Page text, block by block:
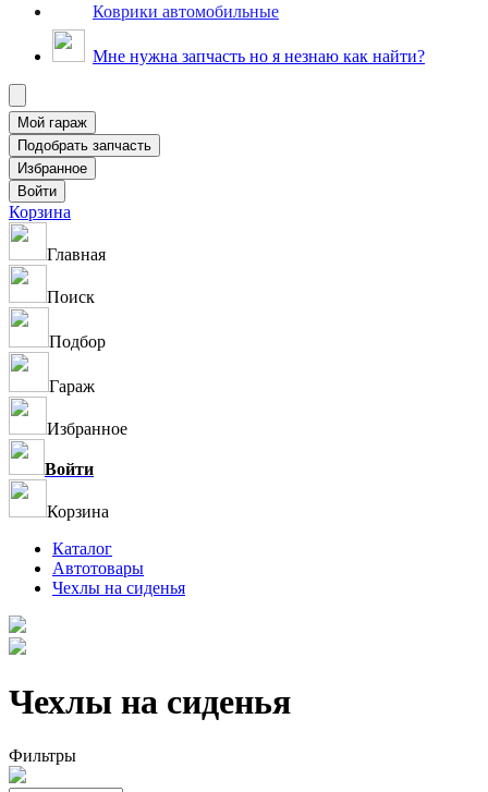
Коврики автомобильные
Мне нужна запчасть но я незнаю как найти?
Корзина
Главная
Поиск
Подбор
Гараж
Избранное
Войти
Корзина
Каталог
Автотовары
Чехлы на сиденья
Чехлы на сиденья
Фильтры